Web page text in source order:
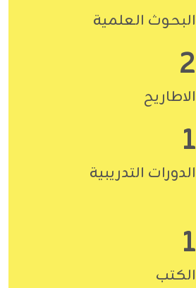
البحوث العلمية
2
الاطاريح
1
الدورات التدريبية
1
الكتب